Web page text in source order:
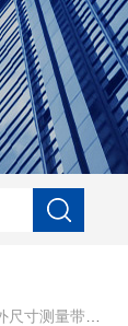
尔新款涂层测厚
量带表卡规300P